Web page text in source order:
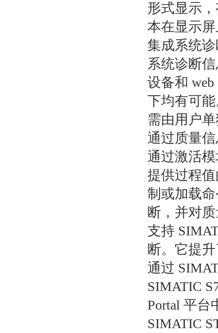
形式显示
本在显示
集成系统
系统诊断
设备和
下均有可
需由用户
通过质量
通过激活
提供过程
制或加载
断，并对
支持
断。它提
通过
SIMATIC
Portal 平台
SIMATIC